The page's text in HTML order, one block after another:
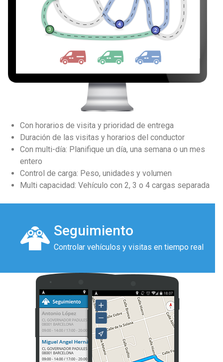
Con horarios de visita y prioridad de entrega
Duración de las visitas y horarios del conductor
Con multi-día: Planifique un día, una semana o un mes
entero
Control de carga: Peso, unidades y volumen
Multi capacidad: Vehículo con 2, 3 o 4 cargas separada
Seguimiento
Controlar vehículos y visitas en tiempo real